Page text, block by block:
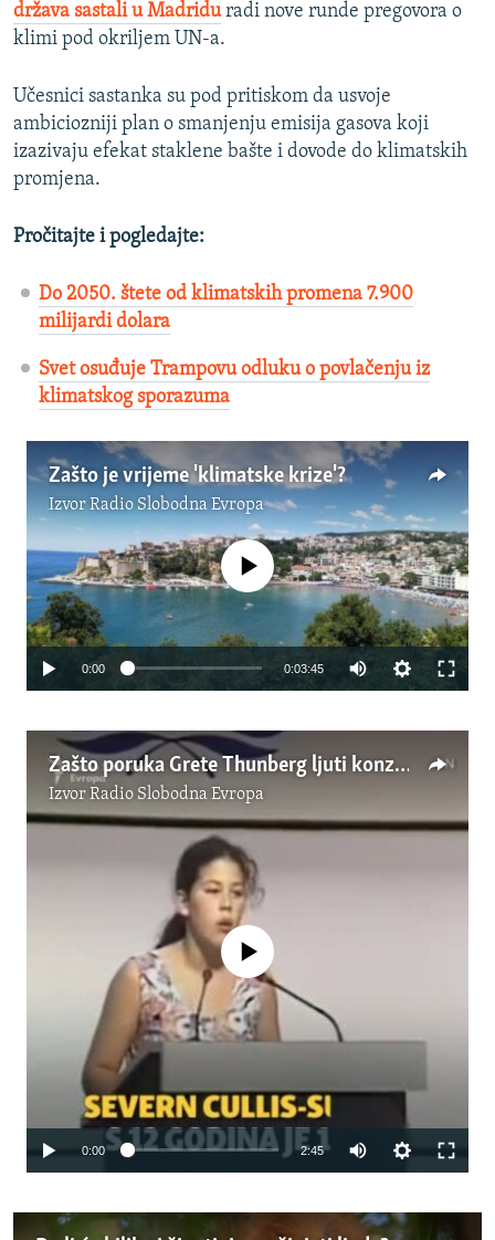
država sastali u Madriduradi nove runde pregovora o
klimi pod okriljem UN-a.
Učesnici sastanka su pod pritiskom da usvoje
ambiciozniji plan o smanjenju emisija gasova koji
izazivaju efekat staklene bašte i dovode do klimatskih
promjena.
Pročitajte i pogledajte:
Do 2050. štete od klimatskih promena 7.900
milijardi dolara
Svet osuđuje Trampovu odluku o povlačenju iz
klimatskog sporazuma
Zašto je vrijeme 'klimatske krize'?
IzvorRadio Slobodna Evropa
No media source currently available
0:00 0:03:45
Zašto poruka Grete Thunberg ljuti konzervativce?
IzvorRadio Slobodna Evropa
No media source currently available
0:00 2:45